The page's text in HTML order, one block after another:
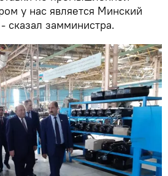
у нас является Минский
сказал замминистра.